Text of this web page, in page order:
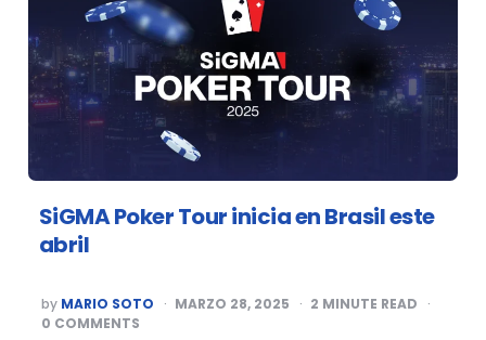
SiGMA Poker Tour inicia en Brasil este
abril
POSTED
BY
by MARIO SOTO MARZO 28, 2025 2 MINUTE READ
0 COMMENTS